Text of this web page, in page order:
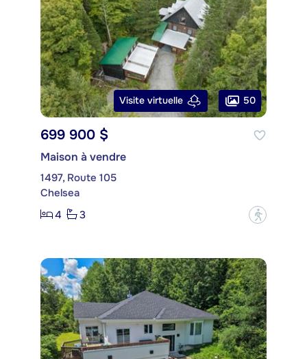
Visite virtuelle 50
699 900 $
Maison à vendre
1497, Route 105
Chelsea
4
3 ?